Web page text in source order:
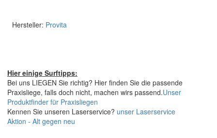
Hersteller: Provita
Hier einige Surftipps:
Bei uns LIEGEN Sie richtig? Hier finden Sie die passende
Praxisliege, falls doch nicht, machen wirs passend.Unser
Produktfinder für Praxisliegen
Kennen Sie unseren Laserservice? unser Laserservice
Aktion - Alt gegen neu